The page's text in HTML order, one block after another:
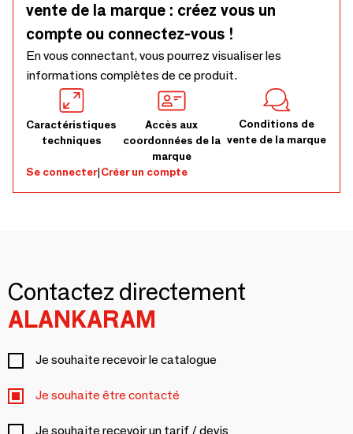
vente de la marque : créez vous un
compte ou connectez-vous !
En vous connectant, vous pourrez visualiser les
informations complètes de ce produit.
Caractéristiques
techniques
Accès aux
coordonnées de la
marque
Conditions de
vente de la marque
Se connecter|Créer un compte
Contactez directement
ALANKARAM
Je souhaite recevoir le catalogue
Je souhaite être contacté
Je souhaite recevoir un tarif / devis